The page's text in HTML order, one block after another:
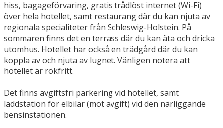
hiss, bagageförvaring, gratis trådlöst internet (Wi-Fi)
över hela hotellet, samt restaurang där du kan njuta av
regionala specialiteter från Schleswig-Holstein. På
sommaren finns det en terrass där du kan äta och dricka
utomhus. Hotellet har också en trädgård där du kan
koppla av och njuta av lugnet. Vänligen notera att
hotellet är rökfritt.
Det finns avgiftsfri parkering vid hotellet, samt
laddstation för elbilar (mot avgift) vid den närliggande
bensinstationen.